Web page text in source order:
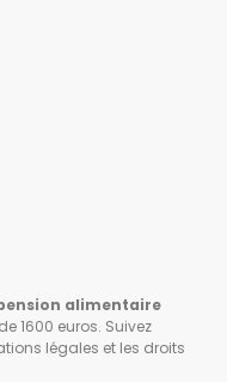
alimentaire
1600 euros. Suivez
légales et les droits